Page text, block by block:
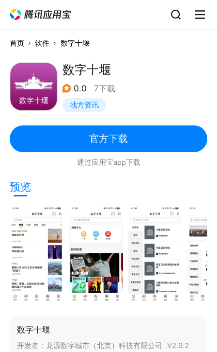
首页 软件 数字十堰
数字十堰
0.0 7下载
地方资讯
官方下载
通过应用宝app下载
预览
数字十堰
开发者： 龙源数字城市（北京）科技有限公司 V2.9.2